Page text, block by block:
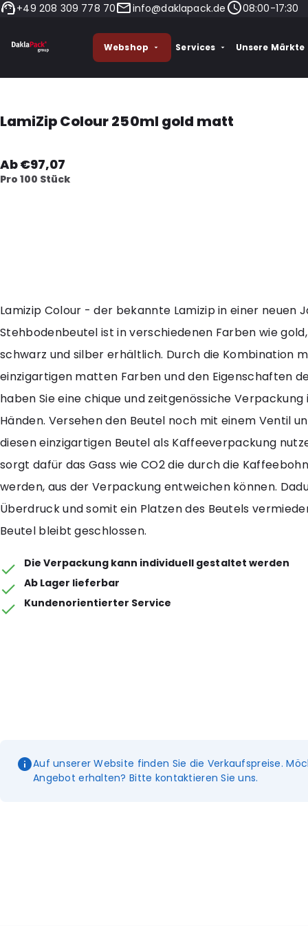
+49 208 309 778 70 info@daklapack.de 08:00-17:30
Webshop Services Unsere Märkte
LamiZip Colour 250ml gold matt
Ab €97,07
Pro 100 Stück
Lamizip Colour - der bekannte Lamizip in einer neuen
Stehbodenbeutel ist in verschiedenen Farben wie gold,
schwarz und silber erhältlich. Durch die Kombination
einzigartigen matten Farben und den Eigenschaften
haben Sie eine chique und zeitgenössiche Verpackung
Händen. Versehen den Beutel noch mit einem Ventil
diesen einzigartigen Beutel als Kaffeeverpackung
sorgt dafür das Gass wie CO2 die durch die
werden, aus der Verpackung entweichen können.
Überdruck und somit ein Platzen des Beutels
Beutel bleibt geschlossen.
Die Verpackung kann individuell gestaltet werden
Ab Lager lieferbar
Kundenorientierter Service
Auf unserer Website finden Sie die Verkaufspreise.
Angebot erhalten? Bitte kontaktieren Sie uns.